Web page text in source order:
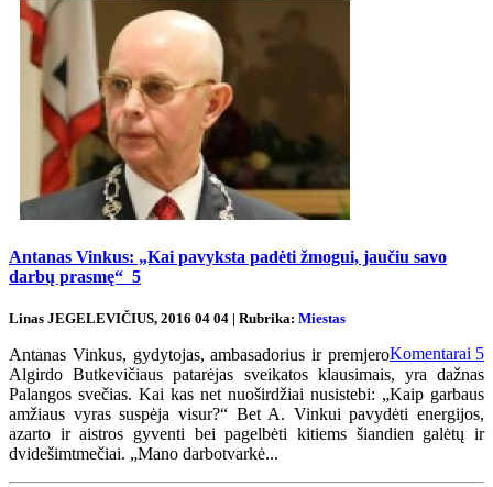
Antanas Vinkus: „Kai pavyksta padėti žmogui, jaučiu savo
darbų prasmę“ 5
Linas JEGELEVIČIUS, 2016 04 04 | Rubrika: Miestas
Komentarai 5
Antanas Vinkus, gydytojas, ambasadorius ir premjero
Algirdo Butkevičiaus patarėjas sveikatos klausimais, yra dažnas
Palangos svečias. Kai kas net nuoširdžiai nusistebi: „Kaip garbaus
amžiaus vyras suspėja visur?“ Bet A. Vinkui pavydėti energijos,
azarto ir aistros gyventi bei pagelbėti kitiems šiandien galėtų ir
dvidešimtmečiai. „Mano darbotvarkė...